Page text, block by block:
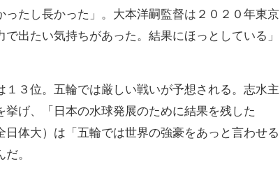
ったし長かった」。大本洋嗣監督は２０２０年東京
出たい気持ちがあった。結果にほっとしている」
３位。五輪では厳しい戦いが予想される。志水主
げ、「日本の水球発展のために結果を残した
日体大）は「五輪では世界の強豪をあっと言わせる
。